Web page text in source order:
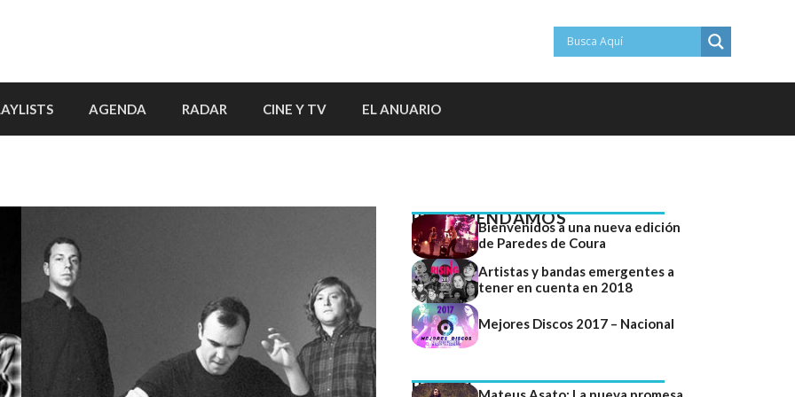
AGENDA RADAR CINE Y TV EL ANUARIO
RECOMENDAMOS
Bienvenidos a una nueva edición
de Paredes de Coura
Artistas y bandas emergentes a
tener en cuenta en 2018
Mejores Discos 2017 – Nacional
RADAR